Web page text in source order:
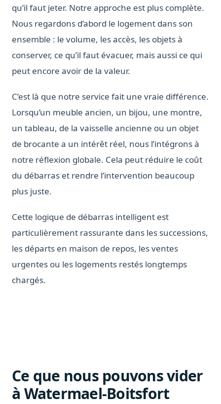
qu’il faut jeter. Notre approche est plus complète.
Nous regardons d’abord le logement dans son
ensemble : le volume, les accès, les objets à
conserver, ce qu’il faut évacuer, mais aussi ce qui
peut encore avoir de la valeur.
C’est là que notre service fait une vraie différence.
Lorsqu’un meuble ancien, un bijou, une montre,
un tableau, de la vaisselle ancienne ou un objet
de brocante a un intérêt réel, nous l’intégrons à
notre réflexion globale. Cela peut réduire le coût
du débarras et rendre l’intervention beaucoup
plus juste.
Cette logique de débarras intelligent est
particulièrement rassurante dans les successions,
les départs en maison de repos, les ventes
urgentes ou les logements restés longtemps
chargés.
Ce que nous pouvons vider
à Watermael-Boitsfort